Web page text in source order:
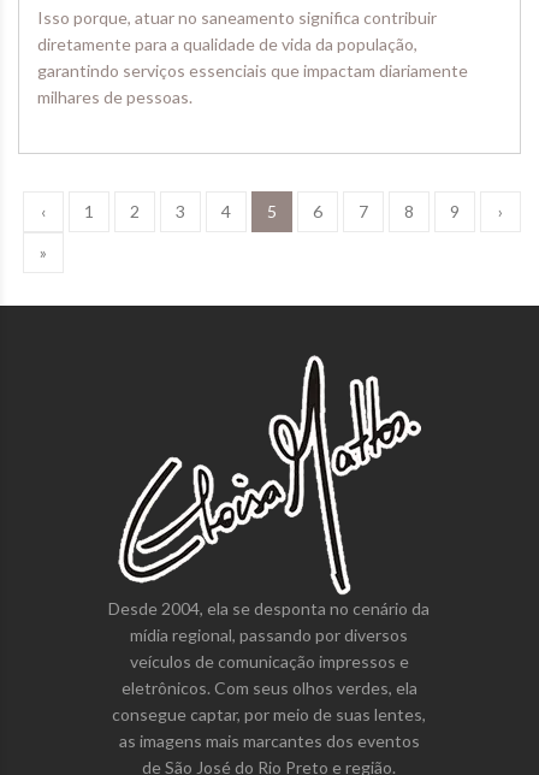
Isso porque, atuar no saneamento significa contribuir
diretamente para a qualidade de vida da população,
garantindo serviços essenciais que impactam diariamente
milhares de pessoas.
‹ 1 2 3 4 5 (current)
6 7 8 9
›
»
Desde 2004, ela se desponta no cenário da
mídia regional, passando por diversos
veículos de comunicação impressos e
eletrônicos. Com seus olhos verdes, ela
consegue captar, por meio de suas lentes,
as imagens mais marcantes dos eventos
de São José do Rio Preto e região.